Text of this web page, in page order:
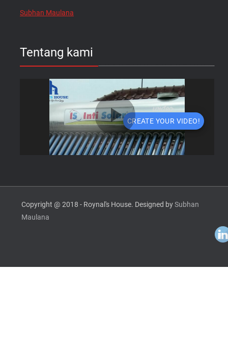
Subhan Maulana
Tentang kami
Copyright @ 2018 - Roynal's House. Designed bySubhan
Maulana